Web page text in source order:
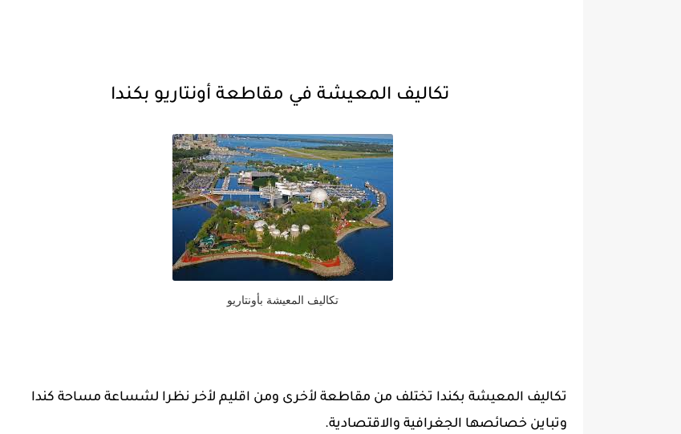
تكاليف المعيشة في مقاطعة أونتاريو بكندا
تكاليف المعيشة بأونتاريو
تكاليف المعيشة بكندا تختلف من مقاطعة لأخرى ومن اقليم لأخر نظرا لشساعة مساحة كندا
وتباين خصائصها الجغرافية والاقتصادية.